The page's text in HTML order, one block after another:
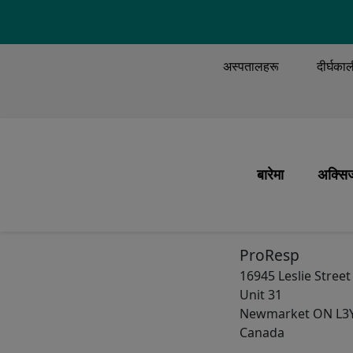
TOP MENU
अस्पतालहरू
MAIN
बारेमा
हामी के गर्छौं
हाम्रा मानिसहरू
हाम्रो इतिहास
हाम्रो गुणस्तर
ProResp
16945 Leslie Street
Unit 31
Newmarket ON
Canada